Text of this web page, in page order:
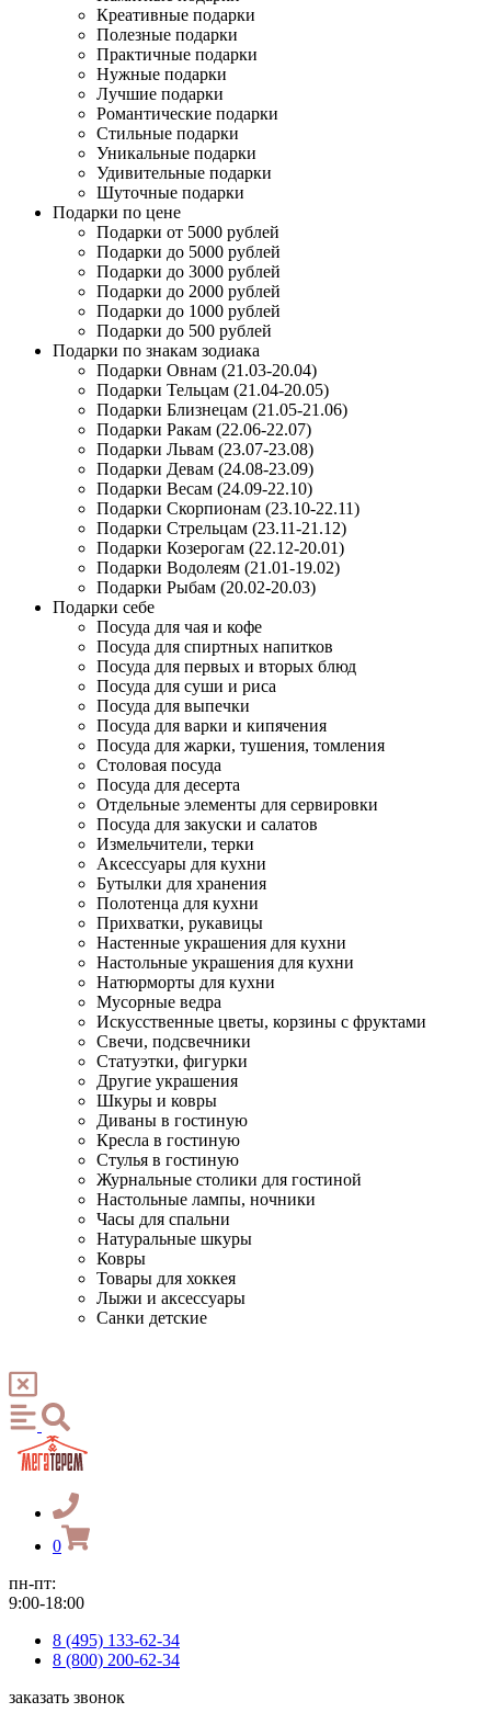
Креативные подарки
Полезные подарки
Практичные подарки
Нужные подарки
Лучшие подарки
Романтические подарки
Стильные подарки
Уникальные подарки
Удивительные подарки
Шуточные подарки
Подарки по цене
Подарки от 5000 рублей
Подарки до 5000 рублей
Подарки до 3000 рублей
Подарки до 2000 рублей
Подарки до 1000 рублей
Подарки до 500 рублей
Подарки по знакам зодиака
Подарки Овнам (21.03-20.04)
Подарки Тельцам (21.04-20.05)
Подарки Близнецам (21.05-21.06)
Подарки Ракам (22.06-22.07)
Подарки Львам (23.07-23.08)
Подарки Девам (24.08-23.09)
Подарки Весам (24.09-22.10)
Подарки Скорпионам (23.10-22.11)
Подарки Стрельцам (23.11-21.12)
Подарки Козерогам (22.12-20.01)
Подарки Водолеям (21.01-19.02)
Подарки Рыбам (20.02-20.03)
Подарки себе
Посуда для чая и кофе
Посуда для спиртных напитков
Посуда для первых и вторых блюд
Посуда для суши и риса
Посуда для выпечки
Посуда для варки и кипячения
Посуда для жарки, тушения, томления
Столовая посуда
Посуда для десерта
Отдельные элементы для сервировки
Посуда для закуски и салатов
Измельчители, терки
Аксессуары для кухни
Бутылки для хранения
Полотенца для кухни
Прихватки, рукавицы
Настенные украшения для кухни
Настольные украшения для кухни
Натюрморты для кухни
Мусорные ведра
Искусственные цветы, корзины с фруктами
Свечи, подсвечники
Статуэтки, фигурки
Другие украшения
Шкуры и ковры
Диваны в гостиную
Кресла в гостиную
Стулья в гостиную
Журнальные столики для гостиной
Настольные лампы, ночники
Часы для спальни
Натуральные шкуры
Ковры
Товары для хоккея
Лыжи и аксессуары
Санки детские
0
пн-пт:
9:00-18:00
8 (495) 133-62-34
8 (800) 200-62-34
заказать звонок